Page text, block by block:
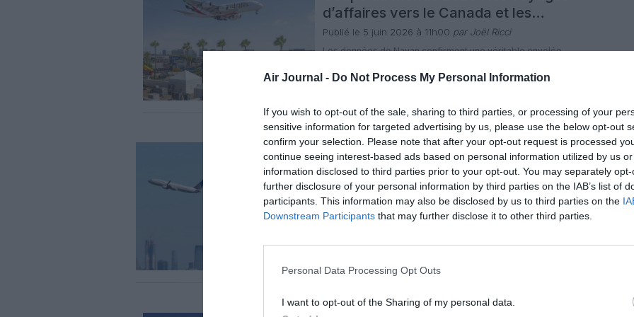
Air Journal - Do Not Process My Personal Information
If you wish to opt-out of the sale, sharing to third parties, or processing of your
sensitive information for targeted advertising by us, please use the below opt-out
confirm your selection. Please note that after your opt-out request is processed
continue seeing interest-based ads based on personal information utilized by us
information disclosed to third parties prior to your opt-out. You may separately
further disclosure of your personal information by third parties on the IAB’s list of
participants. This information may also be disclosed by us to third parties on the
Downstream Participants that may further disclose it to other third parties.
Personal Data Processing Opt Outs
I want to opt-out of the Sharing of my personal data.
d’affaires vers le Canada et les
États‑Unis s’envolent
Publié le 5 juin 2026 à 11h00 par Joël Ricci
Les données de Navan confirment une véritable envolée
Monde 2026 au Canada et aux États-Unis, avec un
triplement des réservations au Canada et une forte tension
New […]
Actualité Perspective
États‑Unis : la menace de restrictions
dans les grands aéroports fait planer
le spectre d’un chaos avant la Coupe
du monde
Publié le 3 juin 2026 à 09h00par Joël Ricci
Les compagnies aériennes et les grandes organisations
Chicago ou Los Angeles. Une telle décision, liée au bras de